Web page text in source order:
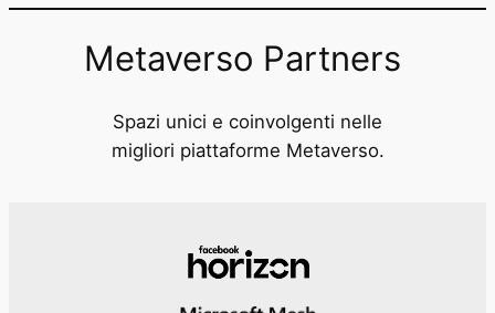
Metaverso Partners
Spazi unici e coinvolgenti nelle
migliori piattaforme Metaverso.